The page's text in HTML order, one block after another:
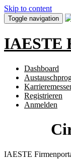
Skip to content
Toggle navigation
IAESTE
Dashboard
Registrieren
Anmelden
IAESTE